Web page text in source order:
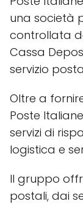
una società
controllata
Cassa
servizio
Oltre a
Poste
servizi di
logistica e
Il gruppo
postali, dai